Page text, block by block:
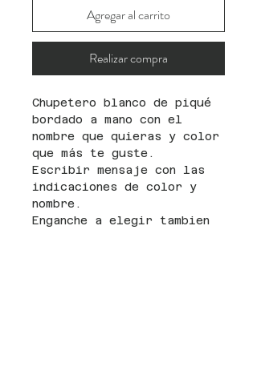
Agregar al carrito
Realizar compra
Chupetero blanco de piqué
bordado a mano con el
nombre que quieras y color
que más te guste.
Escribir mensaje con las
indicaciones de color y
nombre.
Enganche a elegir tambien